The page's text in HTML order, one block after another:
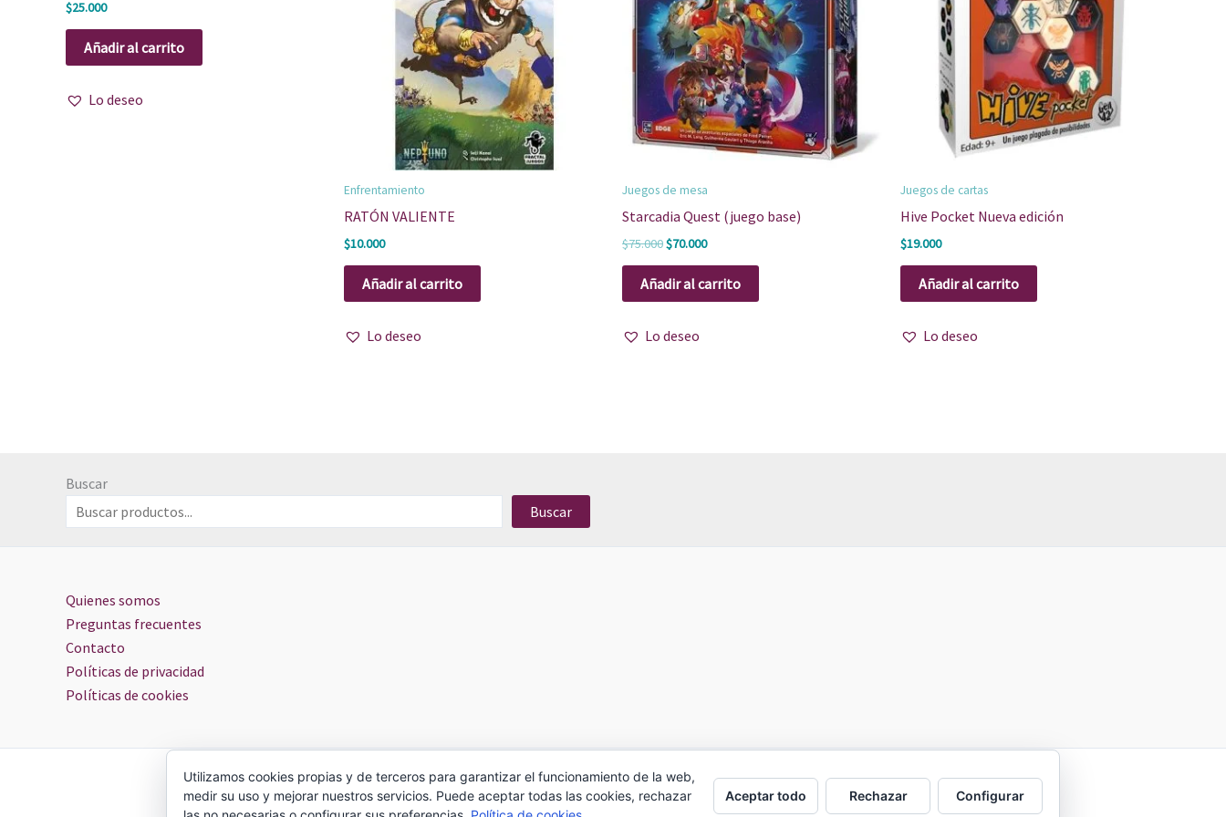
$25.000
Añadir al carrito
Lo deseo
Enfrentamiento
RATÓN VALIENTE
$10.000
Añadir al carrito
Lo deseo
Juegos de mesa
Starcadia Quest (juego base)
$75.000$70.000
Añadir al carrito
Lo deseo
Juegos de cartas
Hive Pocket Nueva edición
$19.000
Añadir al carrito
Lo deseo
Buscar
Buscar
Quienes somos
Preguntas frecuentes
Contacto
Políticas de privacidad
Políticas de cookies
MIRZU -18 de Septiembre 301 local 209
ARICA 2025
Utilizamos cookies propias y de terceros para garantizar el funcionamiento de la web,
medir su uso y mejorar nuestros servicios. Puede aceptar todas las cookies, rechazar
Aceptar todo Rechazar Configurar